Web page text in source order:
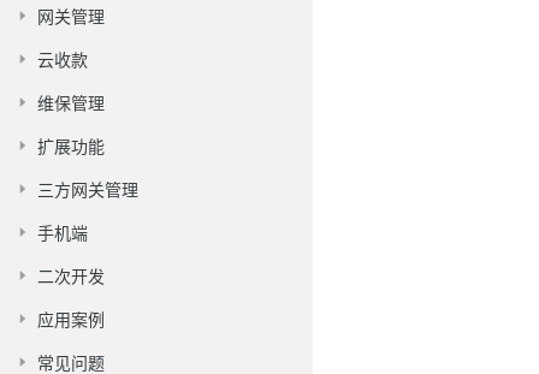
网关管理
云收款
维保管理
扩展功能
三方网关管理
手机端
二次开发
应用案例
常见问题